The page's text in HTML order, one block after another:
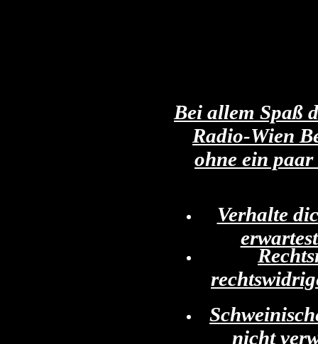
Bei allem Spaß
Radio-Wien
ohne ein
Verhalte
nicht